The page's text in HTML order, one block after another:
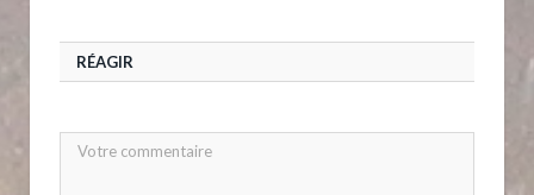
RÉAGIR